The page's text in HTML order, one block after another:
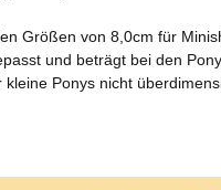
Größen von 8,0cm für
und beträgt bei den
Ponys nicht